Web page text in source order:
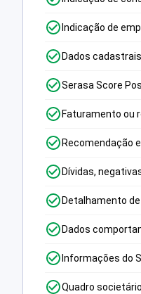
Indicação de
Dados
Serasa Score
Faturamento ou
Recomendação
Dívidas,
Detalhamento
Dados
Informações do
Quadro